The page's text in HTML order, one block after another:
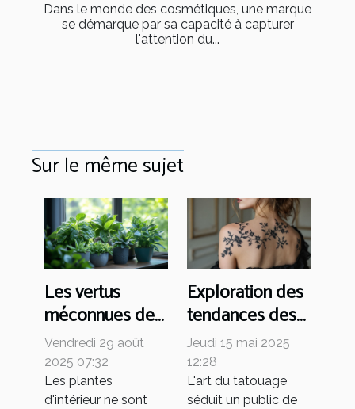
Dans le monde des cosmétiques, une marque
se démarque par sa capacité à capturer
l'attention du...
Sur le même sujet
Les vertus
méconnues des
plantes
d'intérieur
Vendredi 29 août
2025 07:32
Les plantes
d'intérieur ne sont
Exploration des
tendances des
tatouages
minimalistes
pour femmes
Jeudi 15 mai 2025
12:28
L'art du tatouage
séduit un public de